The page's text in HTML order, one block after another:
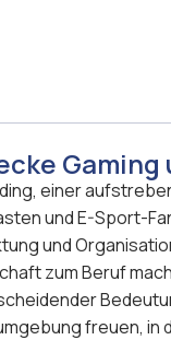
einer
und E-Sport-
und
zum Beruf
freuen, in